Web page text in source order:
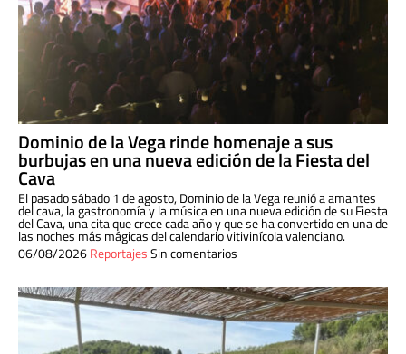
Dominio de la Vega rinde homenaje a sus
burbujas en una nueva edición de la Fiesta del
Cava
El pasado sábado 1 de agosto, Dominio de la Vega reunió a amantes
del cava, la gastronomía y la música en una nueva edición de su Fiesta
del Cava, una cita que crece cada año y que se ha convertido en una de
las noches más mágicas del calendario vitivinícola valenciano.
06/08/2026ReportajesSin comentarios